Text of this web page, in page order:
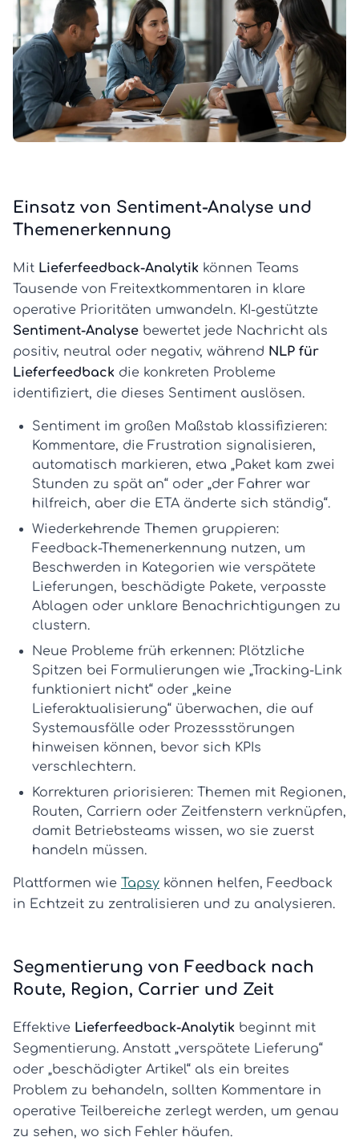
Einsatz von Sentiment-Analyse und
Themenerkennung
Mit Lieferfeedback-Analytik können Teams
Tausende von Freitextkommentaren in klare
operative Prioritäten umwandeln. KI-gestützte
Sentiment-Analyse bewertet jede Nachricht als
positiv, neutral oder negativ, während NLP für
Lieferfeedback die konkreten Probleme
identifiziert, die dieses Sentiment auslösen.
Sentiment im großen Maßstab klassifizieren:
Kommentare, die Frustration signalisieren,
automatisch markieren, etwa „Paket kam zwei
Stunden zu spät an“ oder „der Fahrer war
hilfreich, aber die ETA änderte sich ständig“.
Wiederkehrende Themen gruppieren:
Feedback-Themenerkennung nutzen, um
Beschwerden in Kategorien wie verspätete
Lieferungen, beschädigte Pakete, verpasste
Ablagen oder unklare Benachrichtigungen zu
clustern.
Neue Probleme früh erkennen: Plötzliche
Spitzen bei Formulierungen wie „Tracking-Link
funktioniert nicht“ oder „keine
Lieferaktualisierung“ überwachen, die auf
Systemausfälle oder Prozessstörungen
hinweisen können, bevor sich KPIs
verschlechtern.
Korrekturen priorisieren: Themen mit Regionen,
Routen, Carriern oder Zeitfenstern verknüpfen,
damit Betriebsteams wissen, wo sie zuerst
handeln müssen.
Plattformen wie Tapsy können helfen, Feedback
in Echtzeit zu zentralisieren und zu analysieren.
Segmentierung von Feedback nach
Route, Region, Carrier und Zeit
Effektive Lieferfeedback-Analytik beginnt mit
Segmentierung. Anstatt „verspätete Lieferung“
oder „beschädigter Artikel“ als ein breites
Problem zu behandeln, sollten Kommentare in
operative Teilbereiche zerlegt werden, um genau
zu sehen, wo sich Fehler häufen.